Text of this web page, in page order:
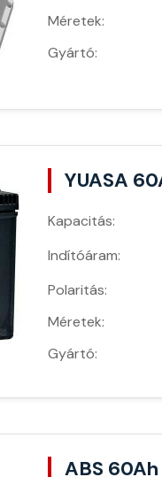
Méretek:
Gyártó:
YUASA
Kapacitás:
Indítóáram:
Polaritás:
Méretek:
Gyártó:
ABS